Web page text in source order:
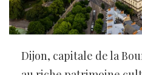
Dijon, capitale de la